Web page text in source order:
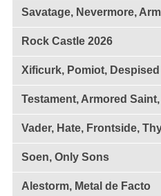
Savatage, Nevermore,
Rock Castle 2026
Xificurk, Pomiot,
Testament, Armored
Vader, Hate, Frontside,
Soen, Only Sons
Alestorm, Metal de Facto